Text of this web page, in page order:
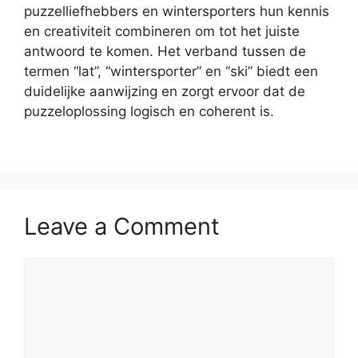
puzzelliefhebbers en wintersporters hun kennis
en creativiteit combineren om tot het juiste
antwoord te komen. Het verband tussen de
termen “lat”, “wintersporter” en “ski” biedt een
duidelijke aanwijzing en zorgt ervoor dat de
puzzeloplossing logisch en coherent is.
Leave a Comment